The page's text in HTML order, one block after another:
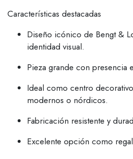
Características destacadas
Diseño icónico de Bengt &
identidad visual.
Pieza grande con presencia
Ideal como centro
modernos o nórdicos.
Fabricación resistente y
Excelente opción como